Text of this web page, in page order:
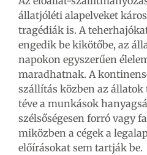
állatjóléti alapelveket
tragédiák is. A
engedik be kikötőbe, az
napokon egyszerűen
maradhatnak. A
szállítás közben az
téve a munkások
szélsőségesen forró vagy
miközben a cégek a
előírásokat sem tartják be.